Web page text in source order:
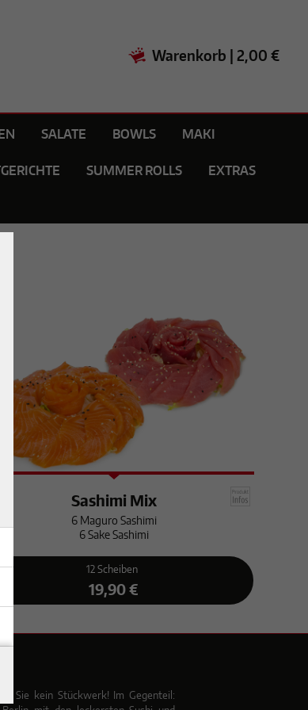
Warenkorb | 2,00 €
SALATE BOWLS MAKI
SUMMER ROLLS EXTRAS
Sashimi Mix
6 Maguro Sashimi
6 Sake Sashimi
12 Scheiben
19,90 €
Sie kein Stückwerk! Im Gegenteil: